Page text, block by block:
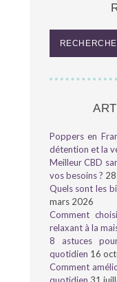
Poppers en
détention et la
Meilleur CBD
vos besoins ?
Quels sont les
mars 2026
Comment
relaxant à la
8 astuces
quotidien 16
Comment